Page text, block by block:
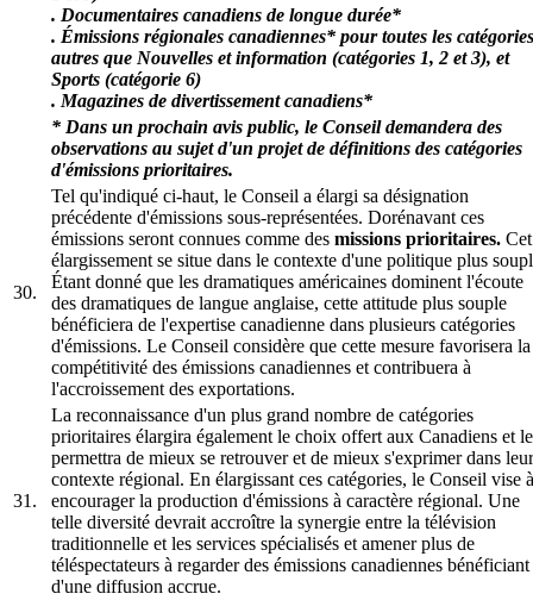
. Documentaires canadiens de longue durée*
. Émissions régionales canadiennes* pour toutes les catégories
autres que Nouvelles et information (catégories 1, 2 et 3), et
Sports (catégorie 6)
. Magazines de divertissement canadiens*
* Dans un prochain avis public, le Conseil demandera des
observations au sujet d'un projet de définitions des catégories
d'émissions prioritaires.
30.
Tel qu'indiqué ci-haut, le Conseil a élargi sa désignation
précédente d'émissions sous-représentées. Dorénavant ces
émissions seront connues comme des missions prioritaires. Cet
élargissement se situe dans le contexte d'une politique plus
Étant donné que les dramatiques américaines dominent l'écoute
des dramatiques de langue anglaise, cette attitude plus souple
bénéficiera de l'expertise canadienne dans plusieurs catégories
d'émissions. Le Conseil considère que cette mesure favorisera la
compétitivité des émissions canadiennes et contribuera à
l'accroissement des exportations.
31.
La reconnaissance d'un plus grand nombre de catégories
prioritaires élargira également le choix offert aux Canadiens et
permettra de mieux se retrouver et de mieux s'exprimer dans leur
contexte régional. En élargissant ces catégories, le Conseil vise à
encourager la production d'émissions à caractère régional. Une
telle diversité devrait accroître la synergie entre la télévision
traditionnelle et les services spécialisés et amener plus de
téléspectateurs à regarder des émissions canadiennes bénéficiant
d'une diffusion accrue.